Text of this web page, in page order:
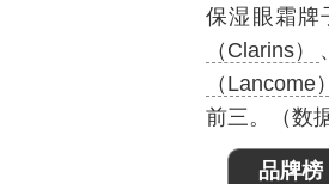
保湿眼霜牌
（Clarins）
、
（Lancome）
前三。（数
品牌榜